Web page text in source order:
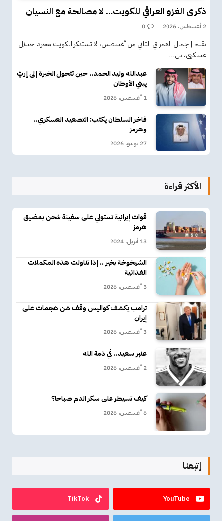
ذكرى الغزو العراقي للكويت… لا مصالحة مع النسيان
2 أغسطس، 2026 0
بقلم | جمال العمر في الثاني من أغسطس، لا تستذكر الكويت مجرد احتلال
عسكري، بل…
عبدالله وليد الحمد.. حين تتحول الخبرة إلى إرثٍ
يبني الأوطان
1 أغسطس، 2026
فاخر السلطان يكتب: التصعيد العسكري..
وهرمز
27 يوليو، 2026
الأكثر قراءة
قوات إيرانية تستولي على سفينة شحن بمضيق
هرمز
13 أبريل، 2024
الشيخوخة بخير .. إذا تناولت هذه المكملات
الغذائية
5 أغسطس، 2026
ترامب يكشف كواليس وقف شن هجمات على
إيران
3 أغسطس، 2026
عنبر سعيد.. في ذمة الله
2 أغسطس، 2026
كيف تسيطر على سكر الدم صباحا؟
6 أغسطس، 2026
إتبعنا
YouTube
TikTok